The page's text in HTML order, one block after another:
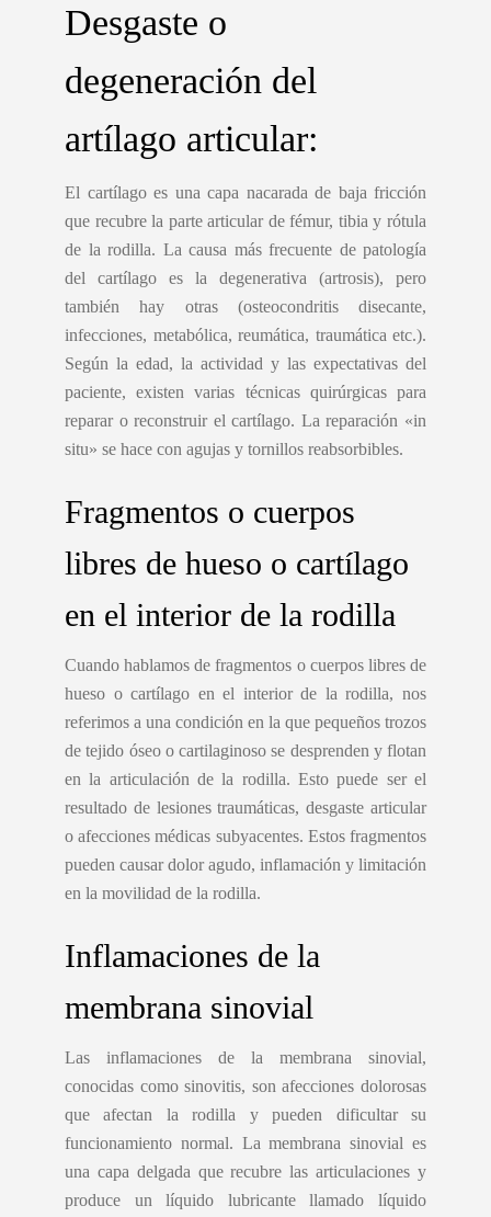
Desgaste o
degeneración del
artílago articular:
El cartílago es una capa nacarada de baja fricción
que recubre la parte articular de fémur, tibia y rótula
de la rodilla. La causa más frecuente de patología
del cartílago es la degenerativa (artrosis), pero
también hay otras (osteocondritis disecante,
infecciones, metabólica, reumática, traumática etc.).
Según la edad, la actividad y las expectativas del
paciente, existen varias técnicas quirúrgicas para
reparar o reconstruir el cartílago. La reparación «in
situ» se hace con agujas y tornillos reabsorbibles.
Fragmentos o cuerpos
libres de hueso o cartílago
en el interior de la rodilla
Cuando hablamos de fragmentos o cuerpos libres de
hueso o cartílago en el interior de la rodilla, nos
referimos a una condición en la que pequeños trozos
de tejido óseo o cartilaginoso se desprenden y flotan
en la articulación de la rodilla. Esto puede ser el
resultado de lesiones traumáticas, desgaste articular
o afecciones médicas subyacentes. Estos fragmentos
pueden causar dolor agudo, inflamación y limitación
en la movilidad de la rodilla.
Inflamaciones de la
membrana sinovial
Las inflamaciones de la membrana sinovial,
conocidas como sinovitis, son afecciones dolorosas
que afectan la rodilla y pueden dificultar su
funcionamiento normal. La membrana sinovial es
una capa delgada que recubre las articulaciones y
produce un líquido lubricante llamado líquido